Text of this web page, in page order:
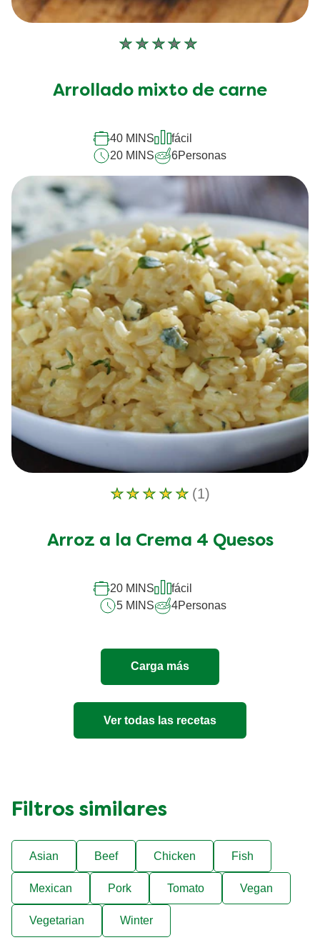
No
enviado
este
recipe
Arrollado mixto de carne
40 MINS
fácil
20 MINS
6Personas
La
de
a
la
Crema
5.0
de
de
1
calificaciones.
(1)
Arroz a la Crema 4 Quesos
20 MINS
fácil
5 MINS
4Personas
Carga más
Ver todas las recetas
Filtros similares
Asian Beef Chicken Fish
Mexican Pork Tomato Vegan
Vegetarian Winter